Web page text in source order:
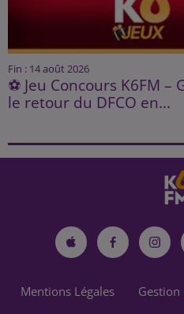
Fin : 14 août 2026
⚽ Jeu Concours K6FM
le retour du DFCO en...
Mentions Légales Gestion